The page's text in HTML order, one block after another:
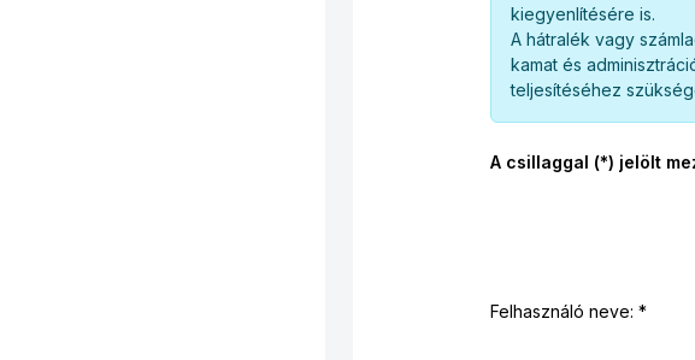
kiegyenlítésére is.
A hátralék vagy
kamat és
teljesítéséhez
A csillaggal (*) jelölt
Felhasználó neve: